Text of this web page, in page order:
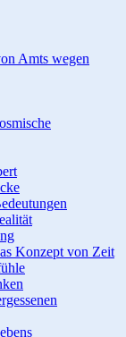
Amts wegen
Konzept von Zeit